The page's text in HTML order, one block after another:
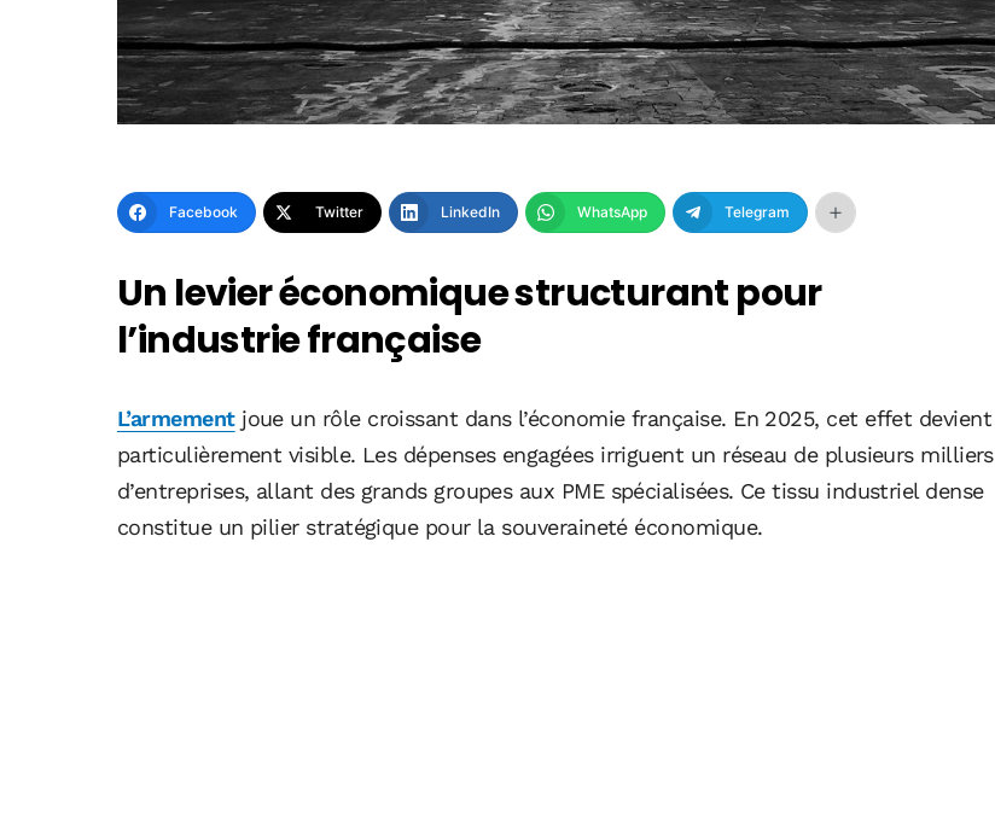
Facebook Twitter LinkedIn WhatsApp Telegram
Un levier économique structurant pour
l’industrie française
L’armementjoue un rôle croissant dans l’économie française. En 2025, cet effet devient
particulièrement visible. Les dépenses engagées irriguent un réseau de plusieurs milliers
d’entreprises, allant des grands groupes aux PME spécialisées. Ce tissu industriel dense
constitue un pilier stratégique pour la souveraineté économique.